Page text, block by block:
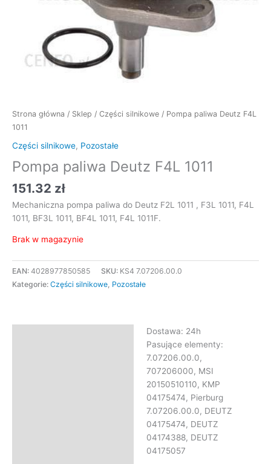
Strona główna / Sklep / Części silnikowe / Pompa paliwa Deutz F4L
1011
Części silnikowe, Pozostałe
Pompa paliwa Deutz F4L 1011
151.32 zł
Mechaniczna pompa paliwa do Deutz F2L 1011 , F3L 1011, F4L
1011, BF3L 1011, BF4L 1011, F4L 1011F.
Brak w magazynie
EAN: 4028977850585 SKU: KS4 7.07206.00.0
Kategorie: Części silnikowe, Pozostałe
Dostawa: 24h
Pasujące elementy:
7.07206.00.0,
707206000, MSI
20150510110, KMP
04175474, Pierburg
7.07206.00.0, DEUTZ
04175474, DEUTZ
04174388, DEUTZ
04175057